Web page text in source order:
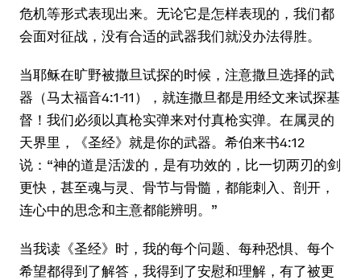
危机等形式表现出来。无论它是怎样表现的，我们都
会面对征战，没有合适的武器我们就没办法得胜。
当耶稣在旷野被撒旦试探的时候，注意撒旦选择的武
器（马太福音4:1-11），就连撒旦都是用经文来试探基
督！我们必须以真枪实弹来对付真枪实弹。在属灵的
天界里，《圣经》就是你的武器。希伯来书4:12
说：“神的道是活泼的，是有功效的，比一切两刃的剑
更快，甚至魂与灵、骨节与骨髓，都能刺入、剖开，
连心中的思念和主意都能辨明。”
当我读《圣经》时，我的每个问题、每种恐惧、每个
希望都得到了解答，我得到了安慰和理解，有了被更